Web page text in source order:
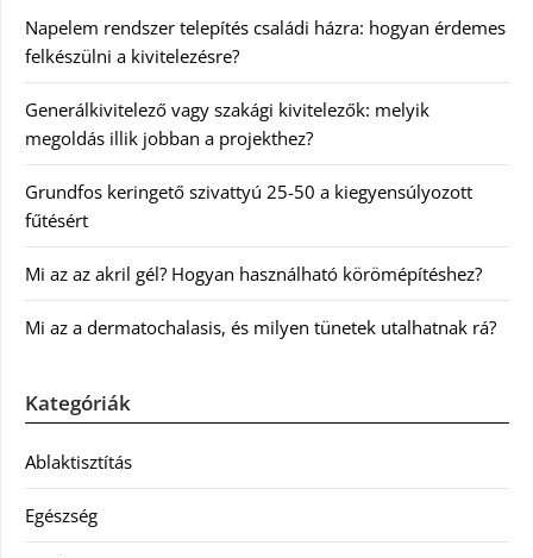
Napelem rendszer telepítés családi házra: hogyan érdemes
felkészülni a kivitelezésre?
Generálkivitelező vagy szakági kivitelezők: melyik
megoldás illik jobban a projekthez?
Grundfos keringető szivattyú 25-50 a kiegyensúlyozott
fűtésért
Mi az az akril gél? Hogyan használható körömépítéshez?
Mi az a dermatochalasis, és milyen tünetek utalhatnak rá?
Kategóriák
Ablaktisztítás
Egészség